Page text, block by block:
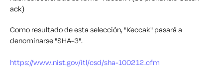
ack)
Como resultado de esta selección, "Keccak" pasará a
denominarse "SHA-3".
https://www.nist.gov/itl/csd/sha-100212.cfm